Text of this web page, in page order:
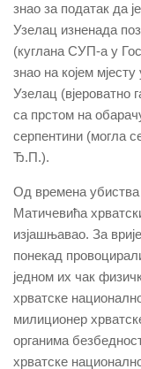
знао за податак да
Узелац изненада
(куглана СУП-а у
знао на којем
Узелац (вјероватно
са прстом на
серпентини (могла
Ђ.П.).
Од времена
Матичевића
изјашњавао. За
понекад
једном их чак
хрватске
милиционер
органима
хрватске